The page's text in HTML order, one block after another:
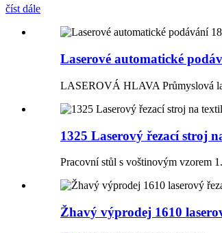
číst dále
Laserové automatické
LASEROVÁ HLAVA Průmyslová
1325 Laserový řezací stroj
Pracovní stůl s voštinovým vzorem
Žhavý výprodej 1610